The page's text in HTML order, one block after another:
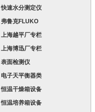
快速水分测定仪
弗鲁克FLUKO
上海越平厂专栏
上海博迅厂专栏
表面检测仪
电子天平衡器类
恒温干燥箱设备
恒温培养箱设备